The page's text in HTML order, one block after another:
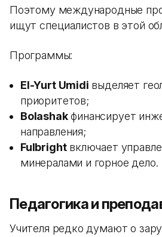
Поэтому международные
ищут специалистов в этой
Программы:
El-Yurt Umidi выделяет
приоритетов;
Bolashakфинансирует
направления;
Fulbrightвключает
минералами и горное дело.
Педагогика и
Учителя редко думают о